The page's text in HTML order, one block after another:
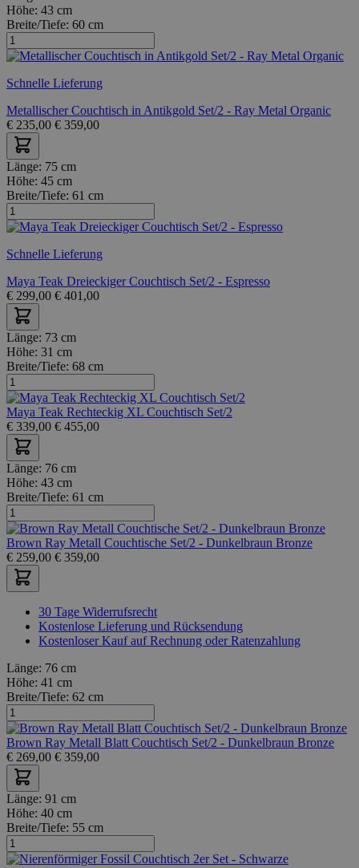
Höhe: 43 cm
Breite/Tiefe: 60 cm
Schnelle Lieferung
Metallischer Couchtisch in Antikgold Set/2 - Ray Metal Organic
€ 235,00 € 359,00
Länge: 75 cm
Höhe: 45 cm
Breite/Tiefe: 61 cm
Schnelle Lieferung
Maya Teak Dreieckiger Couchtisch Set/2 - Espresso
€ 299,00 € 401,00
Länge: 73 cm
Höhe: 31 cm
Breite/Tiefe: 68 cm
Maya Teak Rechteckig XL Couchtisch Set/2
€ 339,00 € 455,00
Länge: 76 cm
Höhe: 43 cm
Breite/Tiefe: 61 cm
Brown Ray Metall Couchtische Set/2 - Dunkelbraun Bronze
€ 259,00 € 359,00
30 Tage Widerrufsrecht
Kostenlose Lieferung und Rücksendung
Kostenloser Kauf auf Rechnung oder Ratenzahlung
Länge: 76 cm
Höhe: 41 cm
Breite/Tiefe: 62 cm
Brown Ray Metall Blatt Couchtisch Set/2 - Dunkelbraun Bronze
€ 269,00 € 359,00
Länge: 91 cm
Höhe: 40 cm
Breite/Tiefe: 55 cm